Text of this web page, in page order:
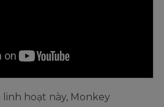
hoạt này, Monkey